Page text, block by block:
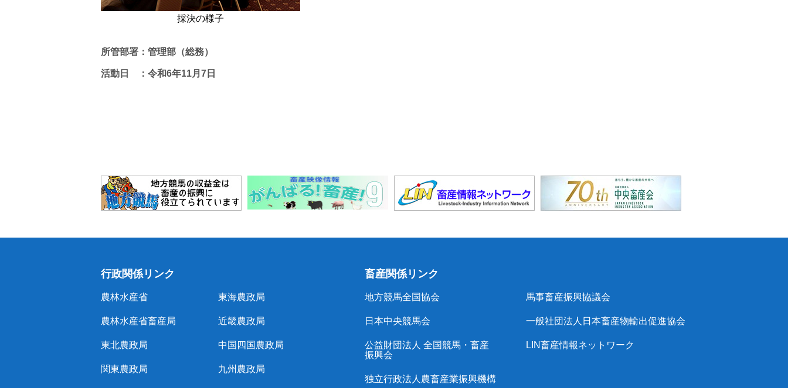
採決の様子
所管部署：管理部（総務）
活動日 ：令和6年11月7日
行政関係リンク
農林水産省
農林水産省畜産局
東北農政局
関東農政局
東海農政局
近畿農政局
中国四国農政局
九州農政局
畜産関係リンク
地方競馬全国協会
日本中央競馬会
公益財団法人 全国競馬・畜産
振興会
独立行政法人農畜産業振興機構
馬事畜産振興協議会
一般社団法人日本畜産物輸出促進協会
LIN畜産情報ネットワーク